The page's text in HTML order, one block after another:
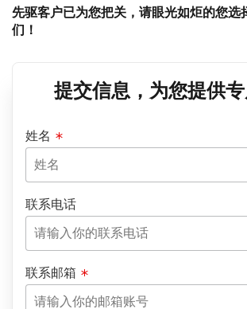
先驱客户已为您把关，请眼光如炬的您选
们！
提交信息，为您提供
姓名
联系电话
联系邮箱